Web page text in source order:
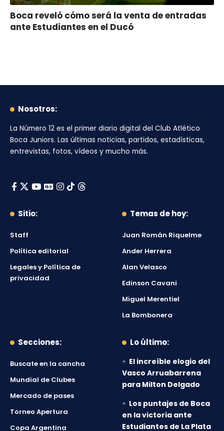
Boca reveló cómo será la venta de entradas
ante Estudiantes en el Ducó
Nosotros:
La Número 12 es el primer diario digital del Club Atlético
Boca Juniors. Las últimas noticias, partidos, estadísticas,
entrevistas, fotos, vídeos y mucho más.
Sitio:
Staff
Política editorial
Legales y Política de
privacidad
Temas de hoy:
Juan Román Riquelme
Ander Herrera
Alan Velasco
Edinson Cavani
Miguel Merentiel
La Bombonera
Secciones:
Buscate en la cancha
Mundial de Clubes
Mercado de pases
Torneo Apertura
Copa Argentina
Lo último:
El increíble elogio del
Vasco Arruabarrena
para Milton Delgado
Los puntajes de Boca
en la victoria ante
Estudiantes de La Plata